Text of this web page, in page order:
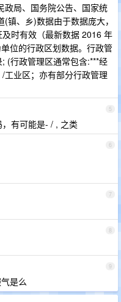
政局、国务院公告、国家统
镇、乡)数据由于数据庞大，
时有效（最新数据 2016 年
位的行政区划数据。行政管
(行政管理区通常包含:***经
业区；亦有部分行政管理
5
有可能是- / , 之类
6
7
8
9
是么